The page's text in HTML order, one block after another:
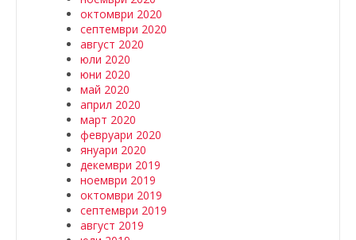
октомври 2020
септември 2020
август 2020
юли 2020
юни 2020
май 2020
април 2020
март 2020
февруари 2020
януари 2020
декември 2019
ноември 2019
октомври 2019
септември 2019
август 2019